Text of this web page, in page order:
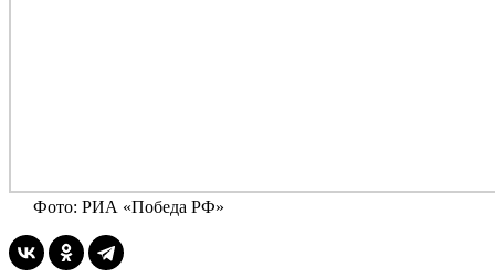
Фото: РИА «Победа РФ»